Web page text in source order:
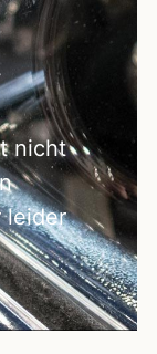
nicht
leider